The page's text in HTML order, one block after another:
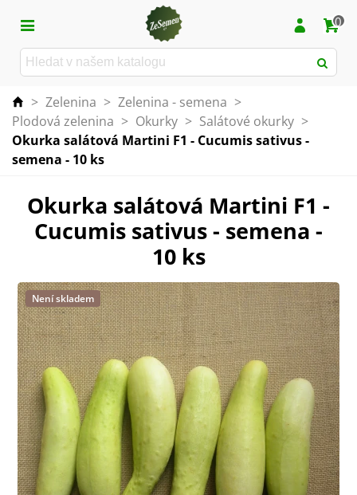
0
> Zelenina > Zelenina - semena >
Plodová zelenina > Okurky > Salátové okurky >
Okurka salátová Martini F1 - Cucumis sativus -
semena - 10 ks
Okurka salátová Martini F1 -
Cucumis sativus - semena -
10 ks
Není skladem